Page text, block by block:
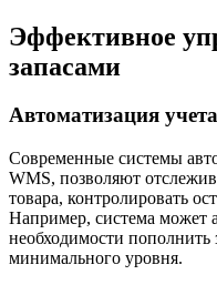
Эффективное
запасами
Автоматизация
Современные системы
WMS, позволяют
товара, контролировать
Например, система может
необходимости
минимального уровня.